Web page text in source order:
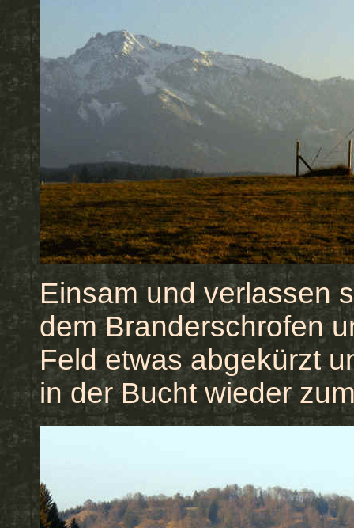
Einsam und verlassen
dem Branderschrofen
Feld etwas abgekürzt
in der Bucht wieder